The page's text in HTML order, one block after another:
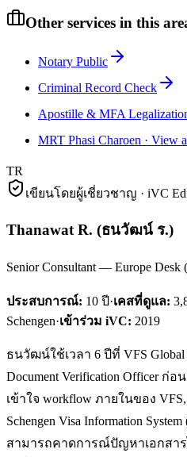
Other services in this
Notary Public
Criminal Record Check
Apostille & MFA
MRT Phasi Charoen · View
TR
เขียนโดยผู้เชี่ยวชาญ · iVC
Thanawat R. (ธนวัฒน์ ร.)
Senior Consultant — Europe Desk
ประสบการณ์: 10 ปี·เคสที่ดูแล:
Schengen·เข้าร่วม iVC: 2019
ธนวัฒน์ใช้เวลา 6 ปีที่ VFS
Document Verification Officer ก่
เข้าใจ workflow ภายในของ
Schengen Visa Information
สามารถคาดการณ์ปัญหาเอกสาร